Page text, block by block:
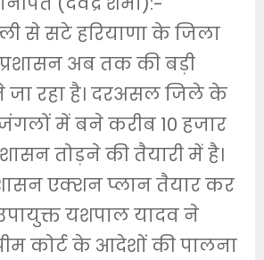
से सटे हरियाणा के जिला
अब तक की बड़ी
जा रहा है। दरअसल जिले के
में बने करीब 10 हजार
तोड़ने की तैयारी में है।
एक्शन प्लान तैयार कर
यशपाल यादव ने
कोर्ट के आदेशों की पालना